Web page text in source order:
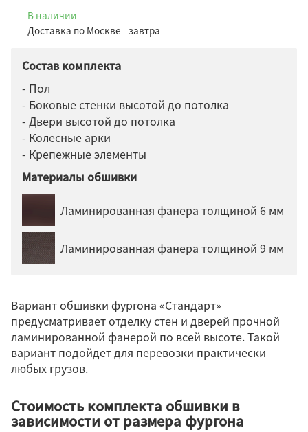
В наличии
Доставка по Москве - завтра
Состав комплекта
- Пол
- Боковые стенки высотой до потолка
- Двери высотой до потолка
- Колесные арки
- Крепежные элементы
Материалы обшивки
Ламинированная фанера толщиной 6 мм
Ламинированная фанера толщиной 9 мм
Вариант обшивки фургона «Стандарт»
предусматривает отделку стен и дверей прочной
ламинированной фанерой по всей высоте. Такой
вариант подойдет для перевозки практически
любых грузов.
Стоимость комплекта обшивки в
зависимости от размера фургона